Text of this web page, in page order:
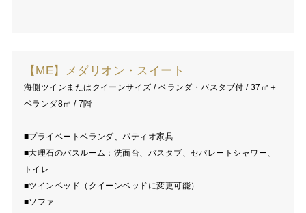
【ME】メダリオン・スイート
海側ツインまたはクイーンサイズ / ベランダ・バスタブ付 / 37㎡＋
ベランダ8㎡ / 7階
■プライベートベランダ、パティオ家具
■大理石のバスルーム：洗面台、バスタブ、セパレートシャワー、
トイレ
■ツインベッド（クイーンベッドに変更可能）
■ソファ